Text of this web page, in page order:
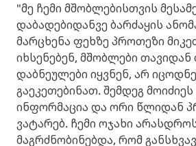
"მე ჩემი მშობლებისთვის
დაბადებიდანვე ბარძაყის
მარცხენა ფეხზე პროთეზი
იხსენებენ, მშობლები თავიდან
დაბნეულები იყვნენ, არ
გაეკეთებინათ. შემდეგ
ინფორმაცია და ორი წლიდან
ვატარებ. ჩემი ოჯახი
მაგრძნობინებდა, რომ